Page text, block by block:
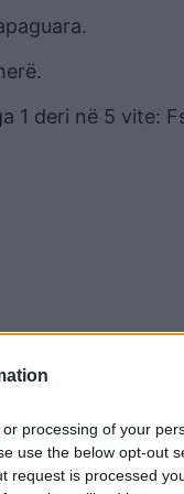
processing of your
use the below opt-out
request is processed
1 deri në 5 vite:
marrëveshje 12-